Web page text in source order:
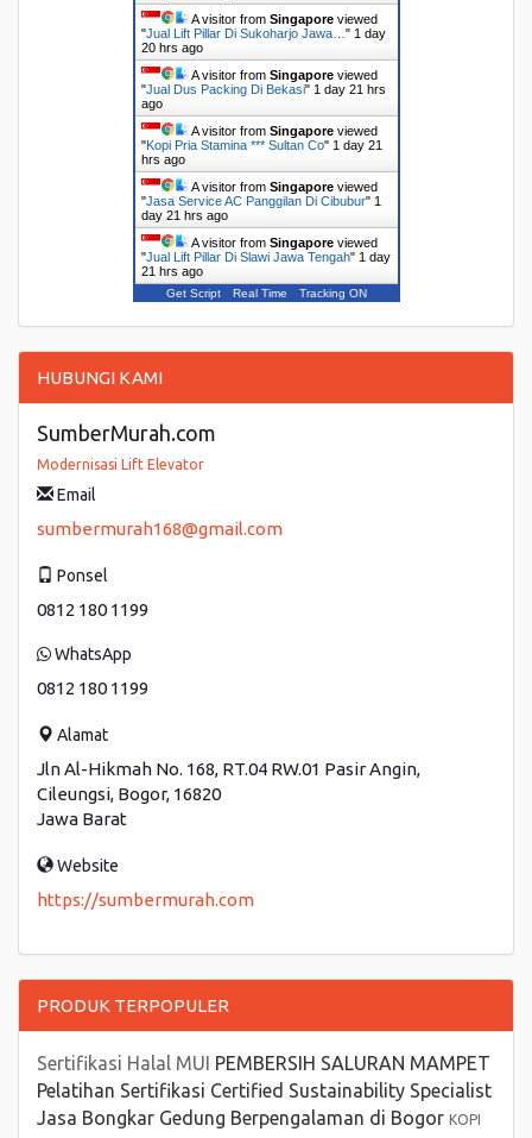
A visitor from Singaporeviewed
"Jual Lift Pillar Di Sukoharjo Jawa… " 1 day
20 hrs ago
A visitor from Singaporeviewed
"Jual Dus Packing Di Bekasi" 1 day 21 hrs
ago
A visitor from Singaporeviewed
"Kopi Pria Stamina *** Sultan Co" 1 day 21
hrs ago
A visitor from Singaporeviewed
"Jasa Service AC Panggilan Di Cibubur" 1
day 21 hrs ago
A visitor from Singaporeviewed
"Jual Lift Pillar Di Slawi Jawa Tengah" 1 day
21 hrs ago
Get Script Real Time Tracking ON
HUBUNGI KAMI
SumberMurah.com
Modernisasi Lift Elevator
Email
sumbermurah168@gmail.com
Ponsel
0812 180 1199
WhatsApp
0812 180 1199
Alamat
Jln Al-Hikmah No. 168, RT.04 RW.01 Pasir Angin,
Cileungsi, Bogor, 16820
Jawa Barat
Website
https://sumbermurah.com
PRODUK TERPOPULER
Sertifikasi Halal MUI PEMBERSIH SALURAN MAMPET
Pelatihan Sertifikasi Certified Sustainability Specialist
Jasa Bongkar Gedung Berpengalaman di Bogor KOPI